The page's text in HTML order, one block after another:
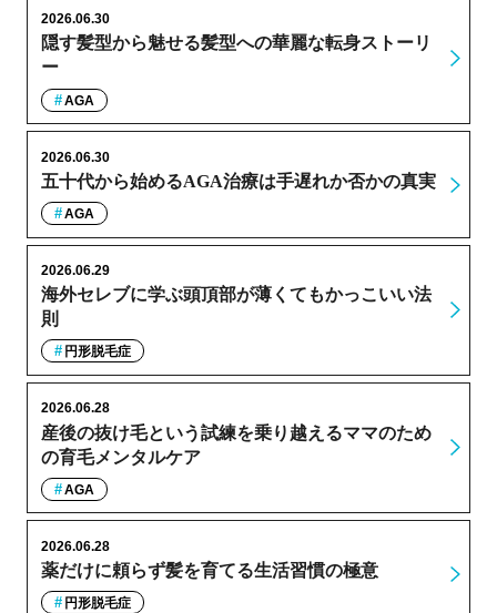
隠す髪型から魅せる髪型への華麗な転身ストーリ
ー
2026.06.30
AGA
五十代から始めるAGA治療は手遅れか否かの真実
2026.06.30
AGA
海外セレブに学ぶ頭頂部が薄くてもかっこいい法
則
2026.06.29
円形脱毛症
産後の抜け毛という試練を乗り越えるママのため
の育毛メンタルケア
2026.06.28
AGA
薬だけに頼らず髪を育てる生活習慣の極意
2026.06.28
円形脱毛症